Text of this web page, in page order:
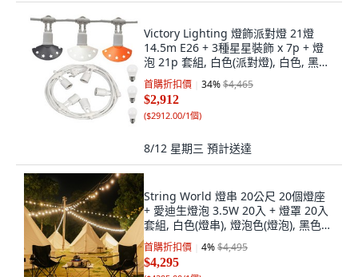
Victory Lighting 燈飾派對燈 21燈
14.5m E26 + 3種星星裝飾 x 7p + 燈
泡 21p 套組, 白色(派對燈), 白色, 黑色,
黃色(裝飾), 燈泡色(燈泡)
首購折扣價 34%$4,465
$2,912
($2912.00/1個)
8/12 星期三 預計送達
String World 燈串 20公尺 20個燈座
+ 愛迪生燈泡 3.5W 20入 + 燈罩 20入
套組, 白色(燈串), 燈泡色(燈泡), 黑色
(燈罩), 1個
首購折扣價 4%$4,495
$4,295